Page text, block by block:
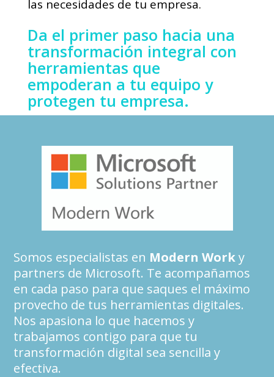
las necesidades de tu empresa.
Da el primer paso hacia una
transformación integral con
herramientas que
empoderan a tu equipo y
protegen tu empresa.
Somos especialistas en Modern Worky
partners de Microsoft. Te acompañamos
en cada paso para que saques el máximo
provecho de tus herramientas digitales.
Nos apasiona lo que hacemos y
trabajamos contigo para que tu
transformación digital sea sencilla y
efectiva.